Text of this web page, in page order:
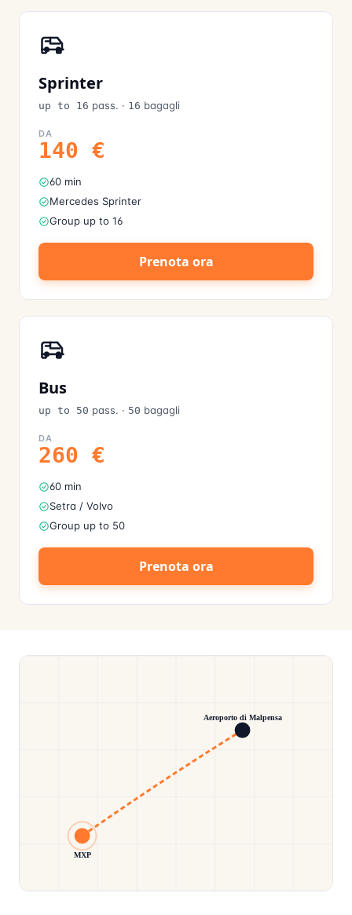
Sprinter
up to 16 pass. · 16 bagagli
DA
140 €
60 min
Mercedes Sprinter
Group up to 16
Prenota ora
Bus
up to 50 pass. · 50 bagagli
DA
260 €
60 min
Setra / Volvo
Group up to 50
Prenota ora
MXP
Aeroporto di Malpensa